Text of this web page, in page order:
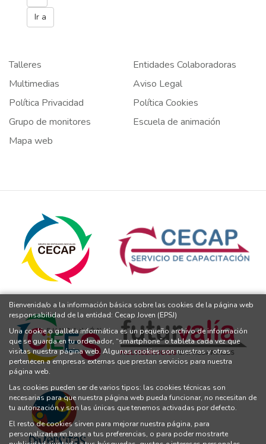
Talleres
Entidades Colaboradoras
Multimedias
Aviso Legal
Política Privacidad
Política Cookies
Grupo de monitores
Escuela de animación
Mapa web
Bienvenida/o a la información básica sobre las cookies de la página web
responsabilidad de la entidad: Cecap Joven (EPSJ)
Una cookie o galleta informática es un pequeño archivo de información
que se guarda en tu ordenador, “smartphone” o tableta cada vez que
visitas nuestra página web. Algunas cookies son nuestras y otras
pertenecen a empresas externas que prestan servicios para nuestra
página web.
Las cookies pueden ser de varios tipos: las cookies técnicas son
necesarias para que nuestra página web pueda funcionar, no necesitan de
tu autorización y son las únicas que tenemos activadas por defecto.
El resto de cookies sirven para mejorar nuestra página, para
personalizarla en base a tus preferencias, o para poder mostrarte